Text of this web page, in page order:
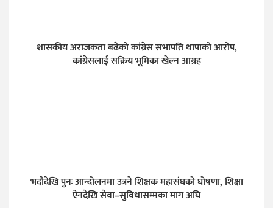
शासकीय अराजकता बढेको कांग्रेस सभापति थापाको आरोप,
कांग्रेसलाई सक्रिय भूमिका खेल्न आग्रह
भदौदेखि पुनः आन्दोलनमा उत्रने शिक्षक महासंघको घोषणा, शिक्षा
ऐनदेखि सेवा–सुविधासम्मका माग अघि